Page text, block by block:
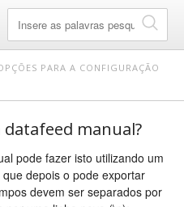
PARA A CONFIGURAÇÃO
manual?
pode fazer isto utilizando um
depois o pode exportar
devem ser separados por